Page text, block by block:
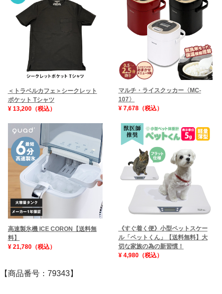
＜トラベルカフェ＞シークレット
ポケット Tシャツ
¥ 13,200（税込）
マルチ・ライスクッカー〈MC-
107〉
¥ 7,678（税込）
高速製氷機 ICE CORON【送料無
料】
¥ 21,780（税込）
《すぐ着く便》小型ペットスケー
ル「ペットくん」【送料無料】大
切な家族の為の新習慣！
¥ 4,980（税込）
【商品番号：79343】